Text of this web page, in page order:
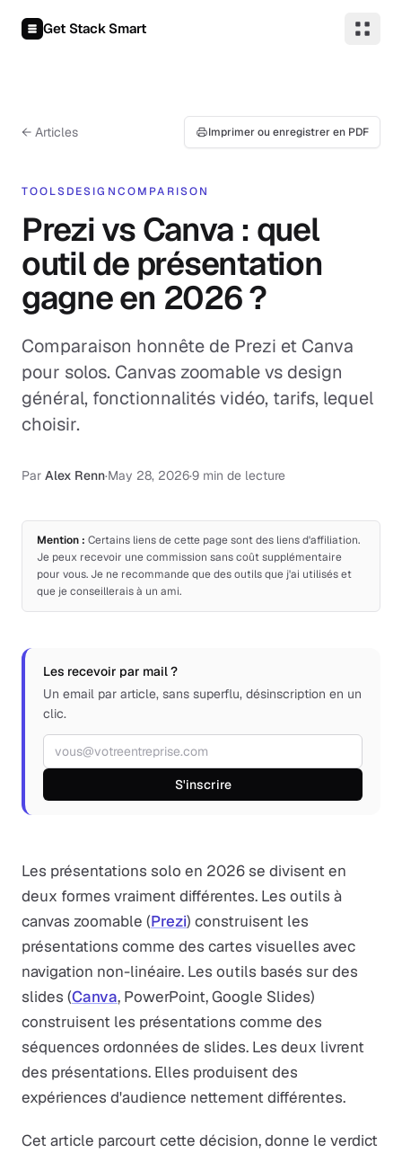
Get Stack Smart
← Articles Imprimer ou enregistrer en PDF
TOOLSDESIGNCOMPARISON
Prezi vs Canva : quel
outil de présentation
gagne en 2026 ?
Comparaison honnête de Prezi et Canva
pour solos. Canvas zoomable vs design
général, fonctionnalités vidéo, tarifs, lequel
choisir.
Par Alex Renn·May 28, 2026·9 min de lecture
Mention : Certains liens de cette page sont des liens d'affiliation.
Je peux recevoir une commission sans coût supplémentaire
pour vous. Je ne recommande que des outils que j'ai utilisés et
que je conseillerais à un ami.
Les recevoir par mail ?
Un email par article, sans superflu, désinscription en un
clic.
Adresse email
S'inscrire
Les présentations solo en 2026 se divisent en
deux formes vraiment différentes. Les outils à
canvas zoomable (Prezi) construisent les
présentations comme des cartes visuelles avec
navigation non-linéaire. Les outils basés sur des
slides (Canva, PowerPoint, Google Slides)
construisent les présentations comme des
séquences ordonnées de slides. Les deux livrent
des présentations. Elles produisent des
expériences d'audience nettement différentes.
Cet article parcourt cette décision, donne le verdict